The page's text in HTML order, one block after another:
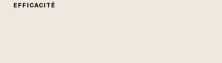
EFFICACITÉ